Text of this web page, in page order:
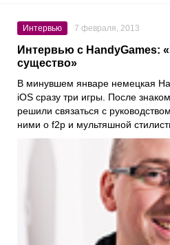
Интервью 7 февраля, 2013
Интервью с HandyGames:
существо»
В минувшем январе немецкая
iOS сразу три игры. После
решили связаться с
ними о f2p и мультяшной